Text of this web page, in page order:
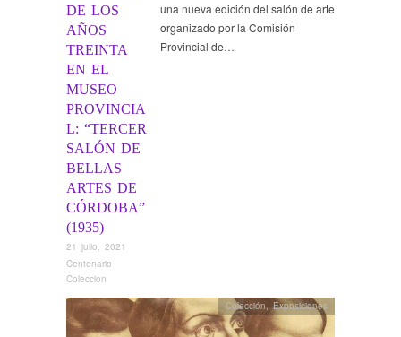
DE LOS
AÑOS
TREINTA
EN EL
MUSEO
PROVINCIA
L: “TERCER
SALÓN DE
BELLAS
ARTES DE
CÓRDOBA”
(1935)
21 julio, 2021
Centenario
Coleccion
una nueva edición del salón de arte
organizado por la Comisión
Provincial de…
Colección,Exposiciones